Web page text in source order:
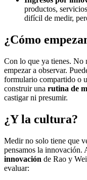
productos,
difícil de medir,
¿Cómo
Con lo que ya tienes. No
empezar a observar.
formulario compartido o
construir una rutina de
castigar ni presumir.
¿Y la cultura?
Medir no solo tiene que
pensamos la innovación.
innovación de Rao y
evaluar: